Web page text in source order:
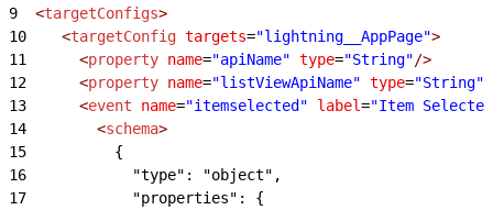
9
  <
targetConfigs>
10
    <
targetConfig targets="lightning__AppPage">
11
      <
property name="apiName" type="String"/>
12
      <
property name="listViewApiName" type="String"
13
      <
event name="itemselected" label="Item
14
        <
schema>
15
          {
16
            "type": "object",
17
            "properties": {